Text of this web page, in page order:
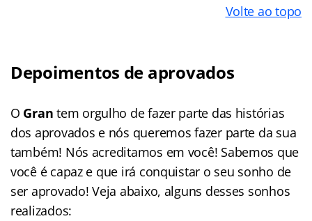
Volte ao topo
Depoimentos de aprovados
O Gran tem orgulho de fazer parte das histórias
dos aprovados e nós queremos fazer parte da sua
também! Nós acreditamos em você! Sabemos que
você é capaz e que irá conquistar o seu sonho de
ser aprovado! Veja abaixo, alguns desses sonhos
realizados: